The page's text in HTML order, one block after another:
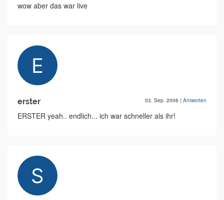
wow aber das war live
erster 03. Sep. 2006 | Antworten
ERSTER yeah.. endlich... ich war schneller als ihr!